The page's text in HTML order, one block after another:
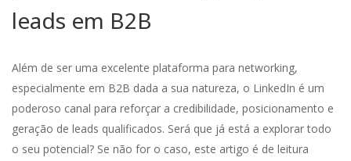
leads em B2B
Além de ser uma excelente plataforma para networking,
especialmente em B2B dada a sua natureza, o LinkedIn é um
poderoso canal para reforçar a credibilidade, posicionamento e
geração de leads qualificados. Será que já está a explorar todo
o seu potencial? Se não for o caso, este artigo é de leitura